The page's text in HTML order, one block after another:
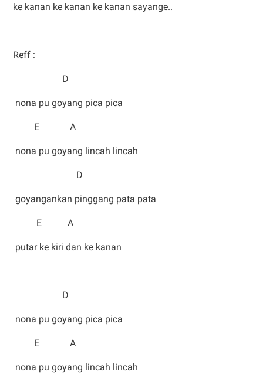
ke kanan ke kanan ke kanan sayange..
Reff :
D
nona pu goyang pica pica
E A
nona pu goyang lincah lincah
D
goyangankan pinggang pata pata
E A
putar ke kiri dan ke kanan
D
nona pu goyang pica pica
E A
nona pu goyang lincah lincah